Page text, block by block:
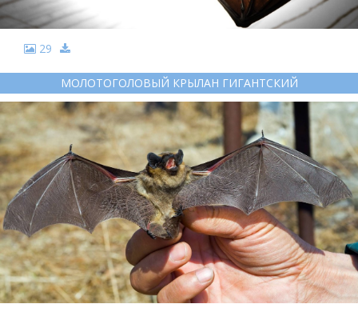
29
МОЛОТОГОЛОВЫЙ КРЫЛАН ГИГАНТСКИЙ